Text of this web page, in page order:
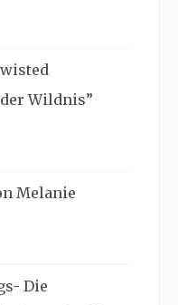
Wildnis”
Melanie
Die